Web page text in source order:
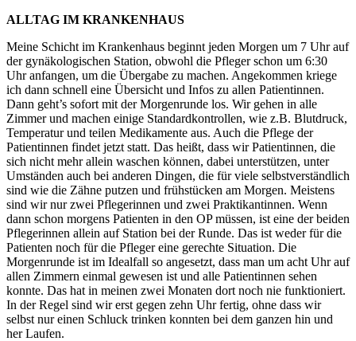
ALLTAG IM KRANKENHAUS
Meine Schicht im Krankenhaus beginnt jeden Morgen um 7 Uhr auf
der gynäkologischen Station, obwohl die Pfleger schon um 6:30
Uhr anfangen, um die Übergabe zu machen. Angekommen kriege
ich dann schnell eine Übersicht und Infos zu allen Patientinnen.
Dann geht’s sofort mit der Morgenrunde los. Wir gehen in alle
Zimmer und machen einige Standardkontrollen, wie z.B. Blutdruck,
Temperatur und teilen Medikamente aus. Auch die Pflege der
Patientinnen findet jetzt statt. Das heißt, dass wir Patientinnen, die
sich nicht mehr allein waschen können, dabei unterstützen, unter
Umständen auch bei anderen Dingen, die für viele selbstverständlich
sind wie die Zähne putzen und frühstücken am Morgen. Meistens
sind wir nur zwei Pflegerinnen und zwei Praktikantinnen. Wenn
dann schon morgens Patienten in den OP müssen, ist eine der beiden
Pflegerinnen allein auf Station bei der Runde. Das ist weder für die
Patienten noch für die Pfleger eine gerechte Situation. Die
Morgenrunde ist im Idealfall so angesetzt, dass man um acht Uhr auf
allen Zimmern einmal gewesen ist und alle Patientinnen sehen
konnte. Das hat in meinen zwei Monaten dort noch nie funktioniert.
In der Regel sind wir erst gegen zehn Uhr fertig, ohne dass wir
selbst nur einen Schluck trinken konnten bei dem ganzen hin und
her Laufen.